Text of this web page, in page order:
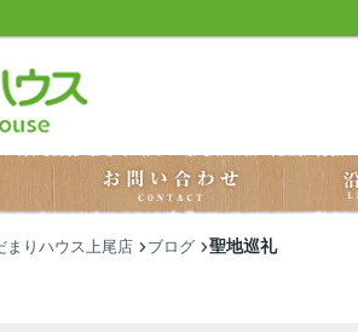
まりハウス上尾店 ブログ 聖地巡礼